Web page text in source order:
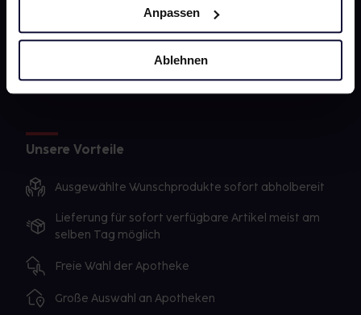
Anpassen
Ablehnen
Impressum
Unsere Vorteile
Ausgewählte Wunschprodukte sofort abholbereit
Lieferung für sofort verfügbare Artikel meist am
selben Tag möglich
Freie Wahl der Apotheke
Große Auswahl an Apotheken